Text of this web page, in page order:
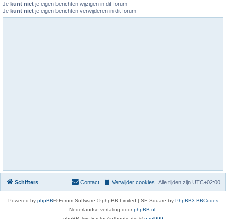
Je kunt niet je eigen berichten wijzigen in dit forum
Je kunt niet je eigen berichten verwijderen in dit forum
Schifters Alle tijden zijn UTC+02:00
Verwijder cookies
Contact
Powered by phpBB® Forum Software © phpBB Limited | SE Square by PhpBB3 BBCodes
Nederlandse vertaling doorphpBB.nl